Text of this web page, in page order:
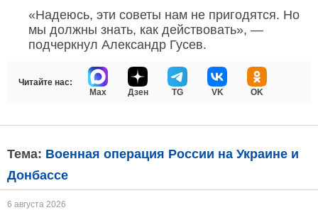
«Надеюсь, эти советы нам не пригодятся. Но
мы должны знать, как действовать», —
подчеркнул Александр Гусев.
Читайте нас:
Max
Дзен TG VK OK
Тема: Военная операция России на Украине и
Донбассе
6 августа 2026